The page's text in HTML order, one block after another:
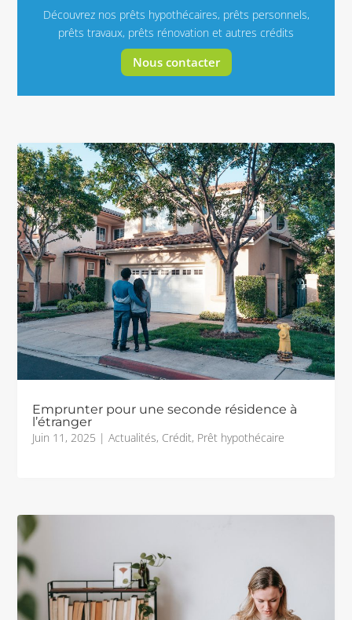
Découvrez nos prêts hypothécaires, prêts personnels,
prêts travaux, prêts rénovation et autres crédits
Nous contacter
Emprunter pour une seconde résidence à
l’étranger
Juin 11, 2025 |Actualités, Crédit, Prêt hypothécaire